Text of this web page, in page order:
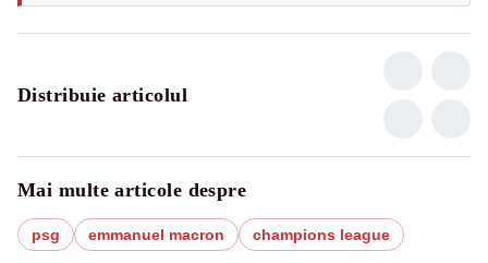
Distribuie articolul
Mai multe articole despre
psg emmanuel macron champions league